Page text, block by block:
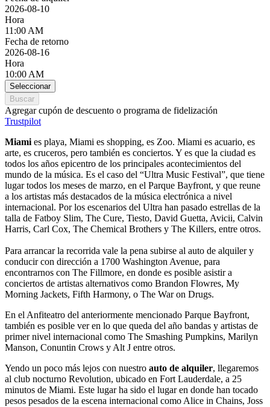
2026-08-10
Hora
11:00 AM
Fecha de retorno
2026-08-16
Hora
10:00 AM
Seleccionar
Buscar
Agregar cupón de descuento o programa de fidelización
Trustpilot
Miami es playa, Miami es shopping, es Zoo. Miami es acuario, es
arte, es cruceros, pero también es conciertos. Y es que la ciudad es
todos los años epicentro de los principales acontecimientos del
mundo de la música. Es el caso del “Ultra Music Festival”, que tiene
lugar todos los meses de marzo, en el Parque Bayfront, y que reune
a los artistas más destacados de la música electrónica a nivel
internacional. Por los escenarios del Ultra han pasado estrellas de la
talla de Fatboy Slim, The Cure, Tiesto, David Guetta, Avicii, Calvin
Harris, Carl Cox, The Chemical Brothers y The Killers, entre otros.
Para arrancar la recorrida vale la pena subirse al auto de alquiler y
conducir con dirección a 1700 Washington Avenue, para
encontrarnos con The Fillmore, en donde es posible asistir a
conciertos de artistas alternativos como Brandon Flowres, My
Morning Jackets, Fifth Harmony, o The War on Drugs.
En el Anfiteatro del anteriormente mencionado Parque Bayfront,
también es posible ver en lo que queda del año bandas y artistas de
primer nivel internacional como The Smashing Pumpkins, Marilyn
Manson, Conuntin Crows y Alt J entre otros.
Yendo un poco más lejos con nuestro auto de alquiler, llegaremos
al club nocturno Revolution, ubicado en Fort Lauderdale, a 25
minutos de Miami. Este lugar ha sido el lugar en donde han tocado
pesos pesados de la escena internacional como Alice in Chains, Joss